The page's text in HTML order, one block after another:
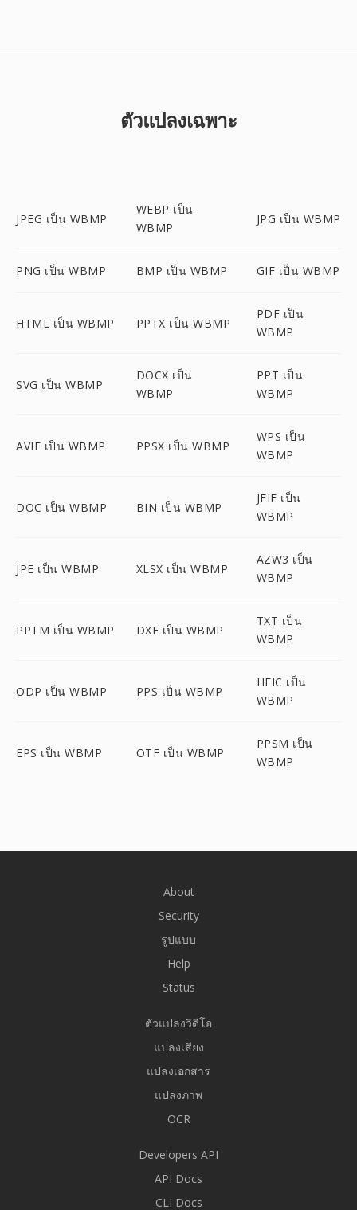
ตัวแปลงเฉพาะ
JPEG เป็น WBMP
WEBP เป็น
WBMP
JPG เป็น WBMP
PNG เป็น WBMP BMP เป็น WBMP GIF เป็น WBMP
HTML เป็น WBMP PPTX เป็น WBMP
PDF เป็น
WBMP
SVG เป็น WBMP
DOCX เป็น
WBMP
PPT เป็น
WBMP
AVIF เป็น WBMP PPSX เป็น WBMP
WPS เป็น
WBMP
DOC เป็น WBMP BIN เป็น WBMP
JFIF เป็น
WBMP
JPE เป็น WBMP XLSX เป็น WBMP
AZW3 เป็น
WBMP
PPTM เป็น WBMP DXF เป็น WBMP
TXT เป็น
WBMP
ODP เป็น WBMP PPS เป็น WBMP
HEIC เป็น
WBMP
EPS เป็น WBMP OTF เป็น WBMP
PPSM เป็น
WBMP
About
Security
รูปแบบ
Help
Status
ตัวแปลงวิดีโอ
แปลงเสียง
แปลงเอกสาร
แปลงภาพ
OCR
Developers API
API Docs
CLI Docs